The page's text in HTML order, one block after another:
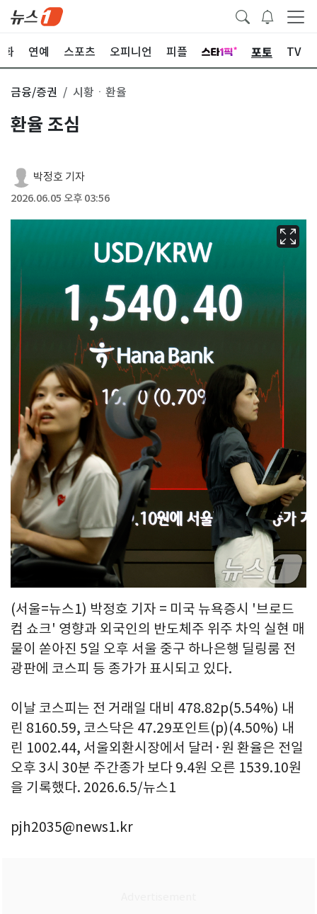
화 연예 스포츠 오피니언 피플 포토 TV
금융/증권 시황ㆍ환율
환율 조심
박정호 기자
2026.06.05 오후 03:56
(서울=뉴스1) 박정호 기자 = 미국 뉴욕증시 '브로드
컴 쇼크' 영향과 외국인의 반도체주 위주 차익 실현 매
물이 쏟아진 5일 오후 서울 중구 하나은행 딜링룸 전
광판에 코스피 등 종가가 표시되고 있다.
이날 코스피는 전 거래일 대비 478.82p(5.54%) 내
린 8160.59, 코스닥은 47.29포인트(p)(4.50%) 내
린 1002.44, 서울외환시장에서 달러·원 환율은 전일
오후 3시 30분 주간종가 보다 9.4원 오른 1539.10원
을 기록했다. 2026.6.5/뉴스1
pjh2035@news1.kr